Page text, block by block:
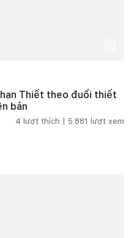
Thiết theo đuổi thiết
bản
4 lượt thích | 5.881 lượt xem